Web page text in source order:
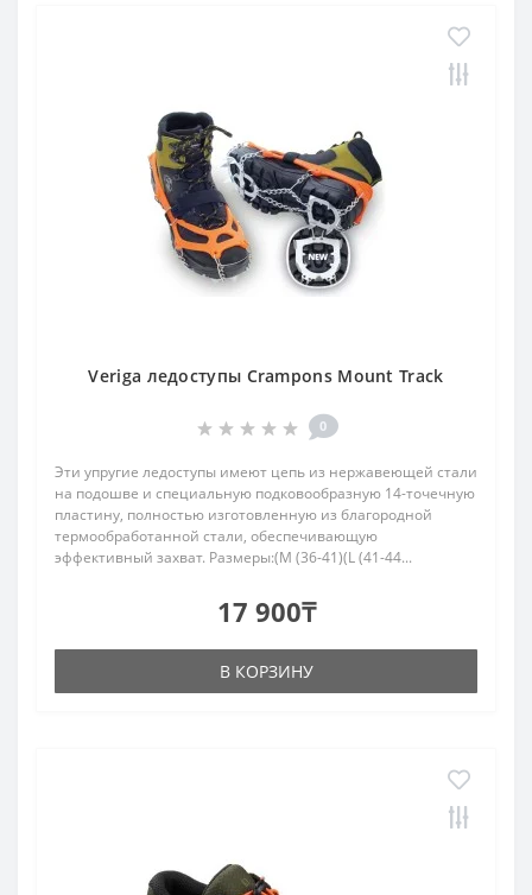
Veriga ледоступы Crampons Mount Track
0
Эти упругие ледоступы имеют цепь из нержавеющей стали
на подошве и специальную подковообразную 14-точечную
пластину, полностью изготовленную из благородной
термообработанной стали, обеспечивающую
эффективный захват. Размеры:(M (36-41)(L (41-44...
17 900₸
В КОРЗИНУ